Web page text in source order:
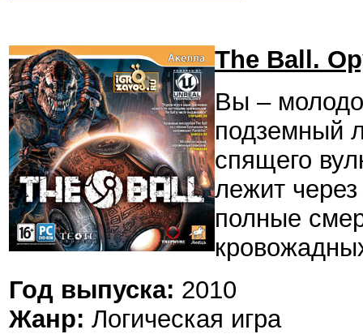
The Ball.
Вы –
подземный
спящего
лежит
полные
Год выпуска: 2010
Жанр: Логическая игра